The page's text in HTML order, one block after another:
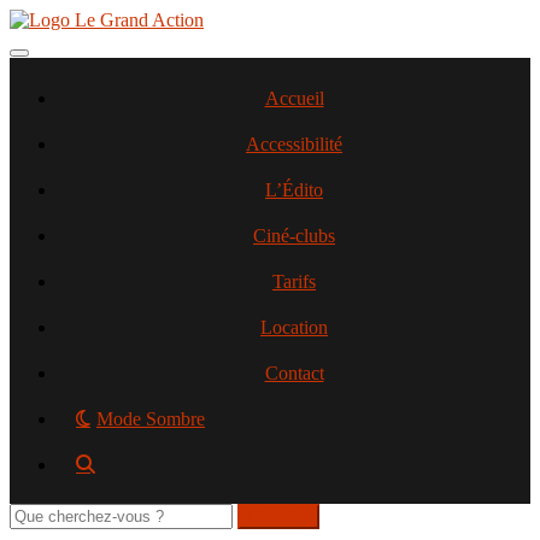
Aller
contenu
Toggle navigation
Accueil
Accessibilité
L’Édito
Ciné-clubs
Tarifs
Location
Contact
Mode Sombre
Rechercher
sur